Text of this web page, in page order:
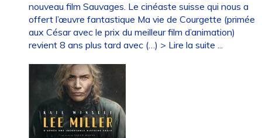
nouveau film Sauvages. Le cinéaste suisse qui nous a
offert l’œuvre fantastique Ma vie de Courgette (primée
aux César avec le prix du meilleur film d’animation)
revient 8 ans plus tard avec (…) > Lire la suite ...